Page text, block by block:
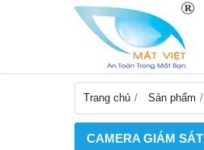
Trang chủ Sản phẩm
CAMERA GIÁM SÁT